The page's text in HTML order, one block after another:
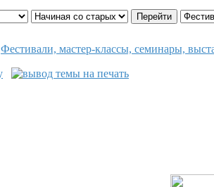
Фестивали, мастер-классы, семинары,